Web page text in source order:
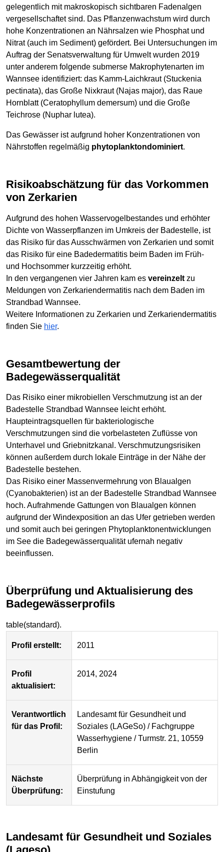
gelegentlich mit makroskopisch sichtbaren Fadenalgen
vergesellschaftet sind. Das Pflanzenwachstum wird durch
hohe Konzentrationen an Nährsalzen wie Phosphat und
Nitrat (auch im Sediment) gefördert. Bei Untersuchungen im
Auftrag der Senatsverwaltung für Umwelt wurden 2019
unter anderem folgende submerse Makrophytenarten im
Wannsee identifiziert: das Kamm-Laichkraut (Stuckenia
pectinata), das Große Nixkraut (Najas major), das Raue
Hornblatt (Ceratophyllum demersum) und die Große
Teichrose (Nuphar lutea).
Das Gewässer ist aufgrund hoher Konzentrationen von
Nährstoffen regelmäßig phytoplanktondominiert.
Risikoabschätzung für das Vorkommen
von Zerkarien
Aufgrund des hohen Wasservogelbestandes und erhöhter
Dichte von Wasserpflanzen im Umkreis der Badestelle, ist
das Risiko für das Ausschwärmen von Zerkarien und somit
das Risiko für eine Badedermatitis beim Baden im Früh-
und Hochsommer kurzzeitig erhöht.
In den vergangenen vier Jahren kam es vereinzelt zu
Meldungen von Zerkariendermatitis nach dem Baden im
Strandbad Wannsee.
Weitere Informationen zu Zerkarien und Zerkariendermatitis
finden Sie hier.
Gesamtbewertung der
Badegewässerqualität
Das Risiko einer mikrobiellen Verschmutzung ist an der
Badestelle Strandbad Wannsee leicht erhöht.
Haupteintragsquellen für bakteriologische
Verschmutzungen sind die vorbelasteten Zuflüsse von
Unterhavel und Griebnitzkanal. Verschmutzungsrisiken
können außerdem durch lokale Einträge in der Nähe der
Badestelle bestehen.
Das Risiko einer Massenvermehrung von Blaualgen
(Cyanobakterien) ist an der Badestelle Strandbad Wannsee
hoch. Aufrahmende Gattungen von Blaualgen können
aufgrund der Windexposition an das Ufer getrieben werden
und somit auch bei geringen Phytoplanktonentwicklungen
im See die Badegewässerqualität ufernah negativ
beeinflussen.
Überprüfung und Aktualisierung des
Badegewässerprofils
table(standard).
Profil erstellt: 2011
Profil
aktualisiert:
2014, 2024
Verantwortlich
für das Profil:
Landesamt für Gesundheit und
Soziales (LAGeSo) / Fachgruppe
Wasserhygiene / Turmstr. 21, 10559
Berlin
Nächste
Überprüfung:
Überprüfung in Abhängigkeit von der
Einstufung
Landesamt für Gesundheit und Soziales